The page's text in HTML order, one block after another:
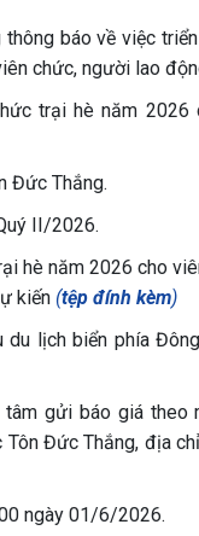
báo về việc
chức, người lao
trại hè năm 2026
Đức Thắng.
II/2026.
hè năm 2026 cho
kiến (tệp đính kèm)
du lịch biển phía
tâm gửi báo giá theo
Đức Thắng, địa
ngày 01/6/2026.